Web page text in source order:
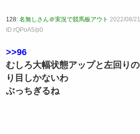
128: 名無しさん＠実況で競馬板アウト 2022/08/
ID:rQPoA5/p0
>>96
むしろ大幅状態アップと左回り
り目しかないわ
ぶっちぎるね